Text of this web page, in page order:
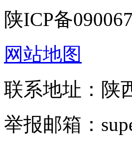
陕ICP备
网站地图
联系地址：
举报邮箱：